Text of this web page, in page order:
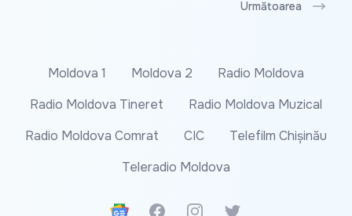
Următoarea
Moldova 1 Moldova 2
Radio Moldova
Radio Moldova Tineret
Radio Moldova Muzical
Radio Moldova Comrat
CIC
Telefilm Chișinău
Teleradio Moldova
Google News
FacebookInstagramTwitter